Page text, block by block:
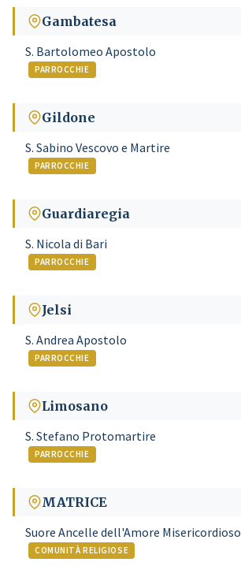
Gambatesa
S. Bartolomeo Apostolo
PARROCCHIE
Gildone
S. Sabino Vescovo e Martire
PARROCCHIE
Guardiaregia
S. Nicola di Bari
PARROCCHIE
Jelsi
S. Andrea Apostolo
PARROCCHIE
Limosano
S. Stefano Protomartire
PARROCCHIE
MATRICE
Suore Ancelle dell'Amore Misericordioso
COMUNITÀ RELIGIOSE